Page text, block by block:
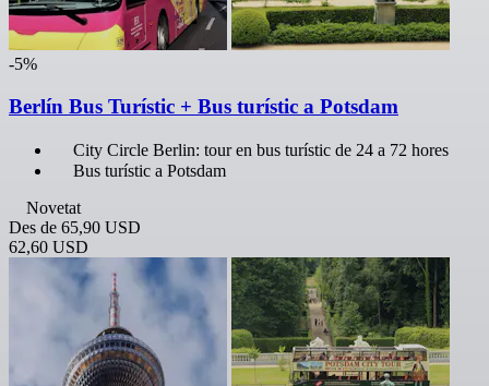
-5%
Berlín Bus Turístic + Bus turístic a Potsdam
City Circle Berlin: tour en bus turístic de 24 a 72 hores
Bus turístic a Potsdam
Novetat
Des de 65,90 USD
62,60 USD